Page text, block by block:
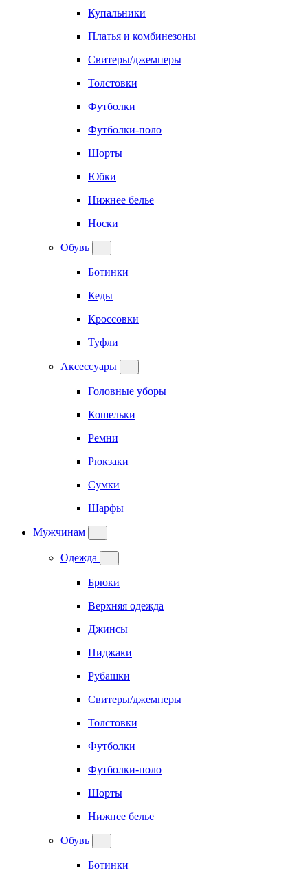
Купальники
Платья и комбинезоны
Свитеры/джемперы
Толстовки
Футболки
Футболки-поло
Шорты
Юбки
Нижнее белье
Носки
Обувь
Ботинки
Кеды
Кроссовки
Туфли
Аксессуары
Головные уборы
Кошельки
Ремни
Рюкзаки
Сумки
Шарфы
Мужчинам
Одежда
Брюки
Верхняя одежда
Джинсы
Пиджаки
Рубашки
Свитеры/джемперы
Толстовки
Футболки
Футболки-поло
Шорты
Нижнее белье
Обувь
Ботинки